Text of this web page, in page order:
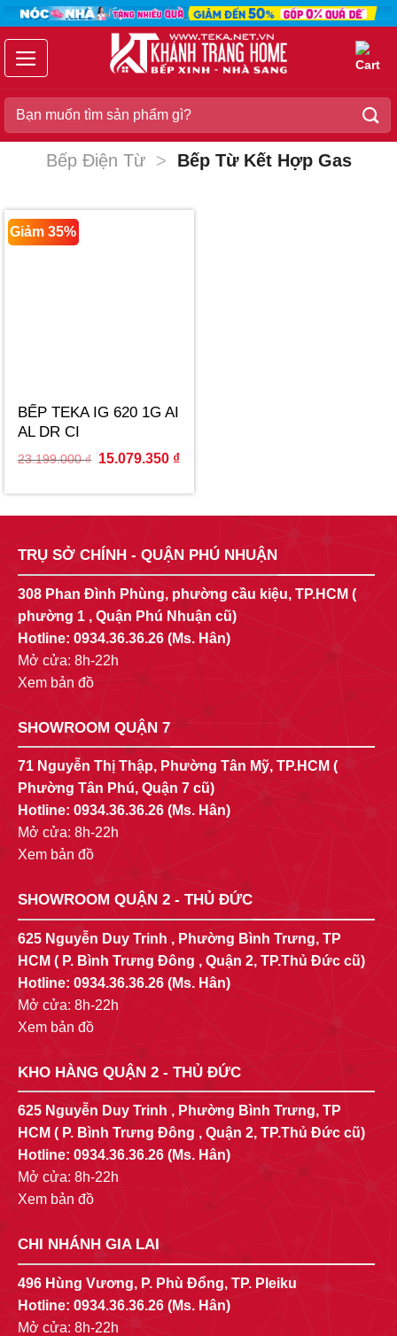
Chuyển
nội
dung
Search
Bếp Điện Từ > Bếp Từ Kết Hợp Gas
Giảm 35%
BẾP TEKA IG 620 1G AI
AL DR CI
23.199.000₫ Original
23.199.000 ₫.
15.079.350 ₫Current
15.079.350 ₫.
TRỤ SỞ CHÍNH - QUẬN PHÚ NHUẬN
308 Phan Đình Phùng, phường cầu kiệu, TP.HCM (
phường 1 , Quận Phú Nhuận cũ)
Hotline: 0934.36.36.26 (Ms. Hân)
Mở cửa: 8h-22h
Xem bản đồ
SHOWROOM QUẬN 7
71 Nguyễn Thị Thập, Phường Tân Mỹ, TP.HCM (
Phường Tân Phú, Quận 7 cũ)
Hotline: 0934.36.36.26 (Ms. Hân)
Mở cửa: 8h-22h
Xem bản đồ
SHOWROOM QUẬN 2 - THỦ ĐỨC
625 Nguyễn Duy Trinh , Phường Bình Trưng, TP
HCM ( P. Bình Trưng Đông , Quận 2, TP.Thủ Đức cũ)
Hotline: 0934.36.36.26 (Ms. Hân)
Mở cửa: 8h-22h
Xem bản đồ
KHO HÀNG QUẬN 2 - THỦ ĐỨC
625 Nguyễn Duy Trinh , Phường Bình Trưng, TP
HCM ( P. Bình Trưng Đông , Quận 2, TP.Thủ Đức cũ)
Hotline: 0934.36.36.26 (Ms. Hân)
Mở cửa: 8h-22h
Xem bản đồ
CHI NHÁNH GIA LAI
496 Hùng Vương, P. Phù Đổng, TP. Pleiku
Hotline: 0934.36.36.26 (Ms. Hân)
Mở cửa: 8h-22h